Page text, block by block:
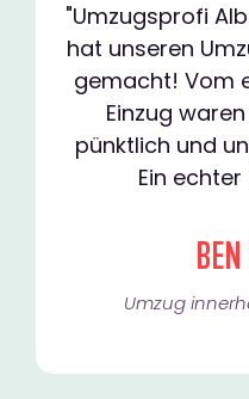
"Umzugsprofi
hat unseren
gemacht! Vom
Einzug
pünktlich und
Ein
Umzug